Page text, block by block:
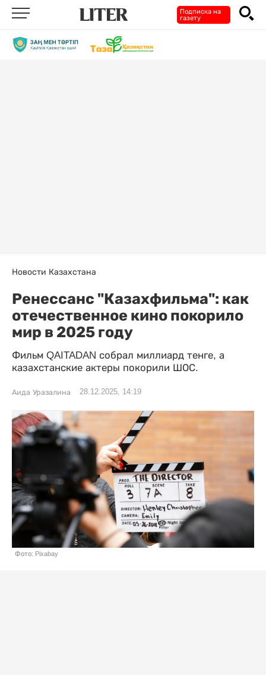
Подписка на
газету
Новости Казахстана
Ренессанс "Казахфильма": как
отечественное кино покорило
мир в 2025 году
Фильм QAITADAN собрал миллиард тенге, а
казахстанские актеры покорили ШОС.
Аида Уразалина 28.12.2025, 14:19
Фото: Pixabay